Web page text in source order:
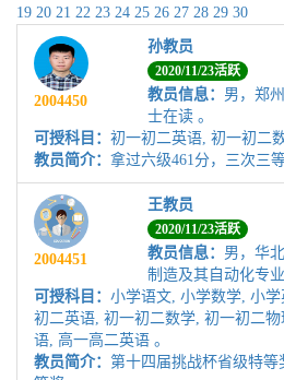
19 20 21 22 23 24 25 26 27 28 29 30
2004450
孙教员
2020/11/23活跃
教员信息： 男，郑
士在读 。
可授科目： 初一初二英语, 初一初二数
教员简介： 拿过六级461分，三次三
2004451
王教员
2020/11/23活跃
教员信息： 男，华
制造及其自动化专
可授科目： 小学语文, 小学数学, 小
初二英语, 初一初二数学, 初一初二
语, 高一高二英语 。
教员简介： 第十四届挑战杯省级特